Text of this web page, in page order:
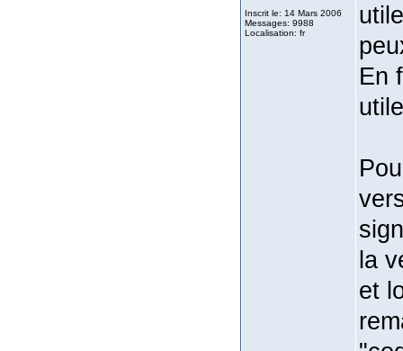
Inscrit le: 14 Mars 2006
Messages: 9988
Localisation: fr
En
la
et